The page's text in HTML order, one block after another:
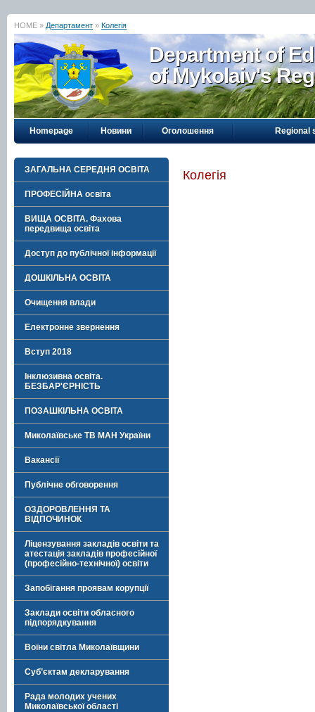
HOME » Департамент » Колегія
Department of
of Mykolaiv's
Homepage Новини Оголошення Regional
ЗАГАЛЬНА СЕРЕДНЯ ОСВІТА
ПРОФЕСІЙНА освіта
ВИЩА ОСВІТА. Фахова
передвища освіта
Доступ до публічної інформації
ДОШКІЛЬНА ОСВІТА
Очищення влади
Електронне звернення
Вступ 2018
Інклюзивна освіта.
БЕЗБАР'ЄРНІСТЬ
ПОЗАШКІЛЬНА ОСВІТА
Миколаївське ТВ МАН України
Вакансії
Публічне обговорення
ОЗДОРОВЛЕННЯ ТА
ВІДПОЧИНОК
Ліцензування закладів освіти та
атестація закладів професійної
(професійно-технічної) освіти
Запобігання проявам корупції
Заклади освіти обласного
підпорядкування
Воїни світла Миколаївщини
Суб’єктам декларування
Рада молодих учених
Миколаївської області
Колегія